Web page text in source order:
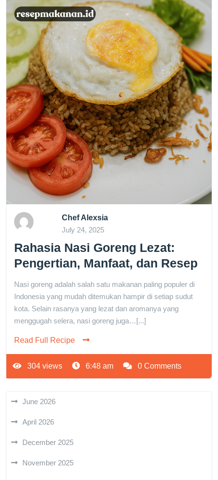
Chef Alexsia
July 24, 2025
Rahasia Nasi Goreng Lezat:
Pengertian, Manfaat, dan Resep
Nasi goreng adalah salah satu makanan paling populer di
Indonesia yang mudah ditemukan hampir di setiap sudut
kota. Selain rasanya yang lezat dan aromanya yang
menggugah selera, nasi goreng juga…[...]
Read Full Recipe
304 views 6:48 am 0 Comments
June 2026
April 2026
December 2025
November 2025